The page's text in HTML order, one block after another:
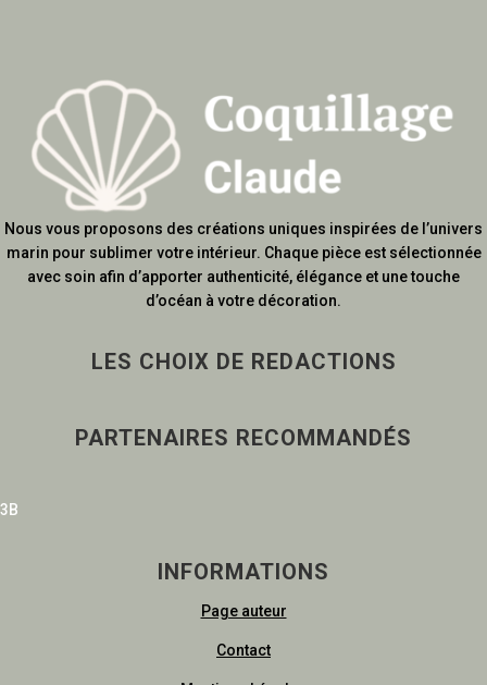
Nous vous proposons des créations uniques inspirées de l’univers
marin pour sublimer votre intérieur. Chaque pièce est sélectionnée
avec soin afin d’apporter authenticité, élégance et une touche
d’océan à votre décoration.
LES CHOIX DE REDACTIONS
PARTENAIRES RECOMMANDÉS
3B
INFORMATIONS
Page auteur
Contact